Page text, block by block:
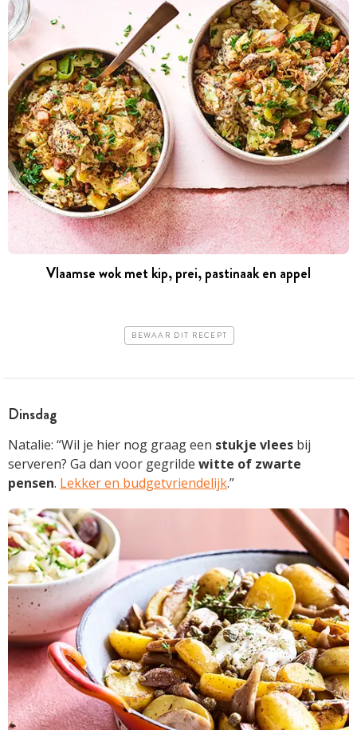
Vlaamse wok met kip, prei, pastinaak en appel
BEWAAR DIT RECEPT
Dinsdag
Natalie: “Wil je hier nog graag een stukje vlees bij
serveren? Ga dan voor gegrilde witte of zwarte
pensen. Lekker en budgetvriendelijk.”